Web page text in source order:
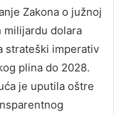
Zakona o južnoj
dolara
strateški imperativ
plina do 2028.
je uputila oštre